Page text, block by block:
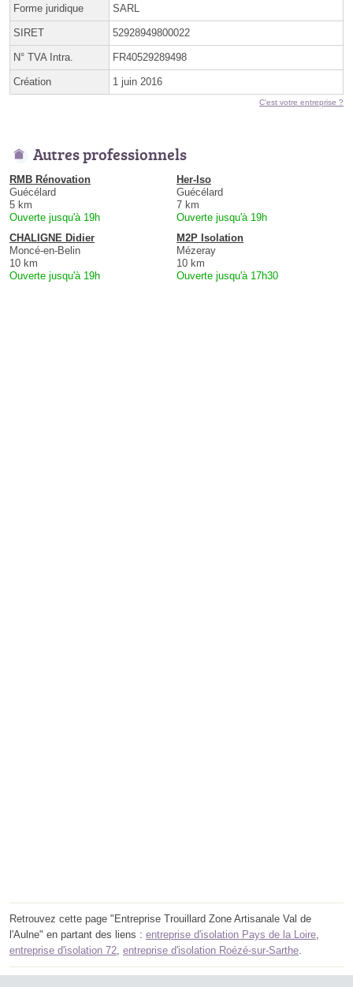
Forme juridique SARL
SIRET 52928949800022
N° TVA Intra. FR40529289498
Création 1 juin 2016
C'est votre entreprise ?
Autres professionnels
RMB Rénovation
Guécélard
5 km
Ouverte jusqu'à 19h
Her-Iso
Guécélard
7 km
Ouverte jusqu'à 19h
CHALIGNE Didier
Moncé-en-Belin
10 km
Ouverte jusqu'à 19h
M2P Isolation
Mézeray
10 km
Ouverte jusqu'à 17h30
Retrouvez cette page "Entreprise Trouillard Zone Artisanale Val de
l'Aulne" en partant des liens : entreprise d'isolation Pays de la Loire
entreprise d'isolation 72 entreprise d'isolation Roézé-sur-Sarthe